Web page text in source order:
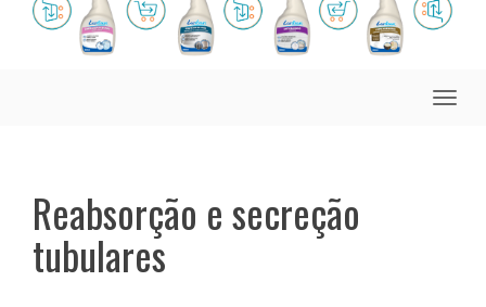
Toggle
Reabsorção e secreção
tubulares